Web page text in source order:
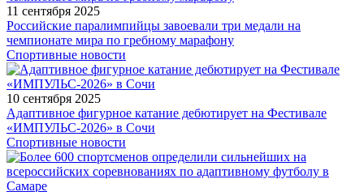
11 сентября 2025
Российские паралимпийцы завоевали три медали на
чемпионате мира по гребному марафону
Спортивные новости
10 сентября 2025
Адаптивное фигурное катание дебютирует на Фестивале
«ИМПУЛЬС-2026» в Сочи
Спортивные новости